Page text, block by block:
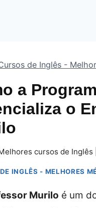
de Inglês -
a
o
cursos de
INGLÊS - MELHORES
Murilo é um